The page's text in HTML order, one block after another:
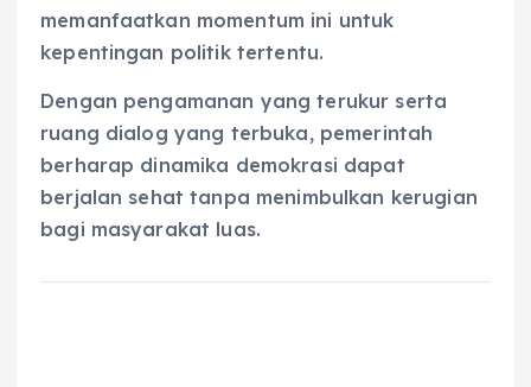
memanfaatkan momentum ini untuk
kepentingan politik tertentu.
Dengan pengamanan yang terukur serta
ruang dialog yang terbuka, pemerintah
berharap dinamika demokrasi dapat
berjalan sehat tanpa menimbulkan kerugian
bagi masyarakat luas.